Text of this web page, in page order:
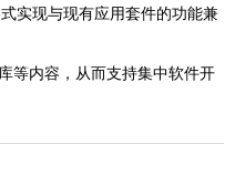
实现与现有应用套件的功能兼
等内容，从而支持集中软件开